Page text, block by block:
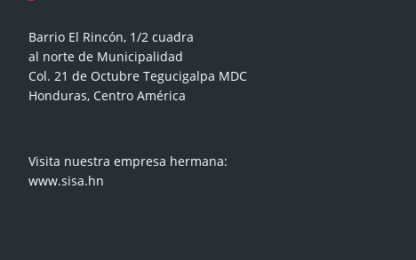
Barrio El Rincón, 1/2 cuadra
al norte de Municipalidad
Col. 21 de Octubre Tegucigalpa MDC
Honduras, Centro América
Visita nuestra empresa hermana:
www.sisa.hn